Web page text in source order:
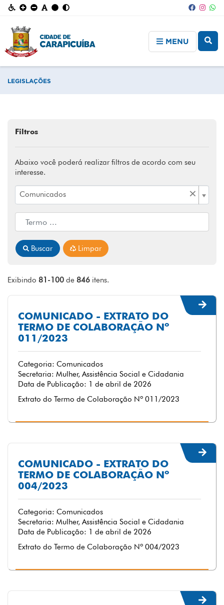
MENU
LEGISLAÇÕES
Exibindo 81-100 de 846 itens.
COMUNICADO - EXTRATO DO
TERMO DE COLABORAÇÃO Nº
011/2023
Categoria: Comunicados
Secretaria: Mulher, Assistência Social e Cidadania
Data de Publicação: 1 de abril de 2026
Extrato do Termo de Colaboração Nº 011/2023
COMUNICADO - EXTRATO DO
TERMO DE COLABORAÇÃO Nº
004/2023
Categoria: Comunicados
Secretaria: Mulher, Assistência Social e Cidadania
Data de Publicação: 1 de abril de 2026
Extrato do Termo de Colaboração Nº 004/2023
Filtros
Abaixo você poderá realizar filtros de acordo com seu
interesse.
×
Comunicados
Buscar Limpar